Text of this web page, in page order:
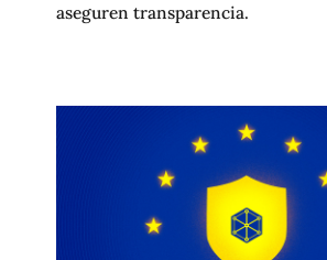
aseguren transparencia.